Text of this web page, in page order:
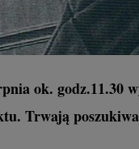
ok. godz.11.30
Trwają